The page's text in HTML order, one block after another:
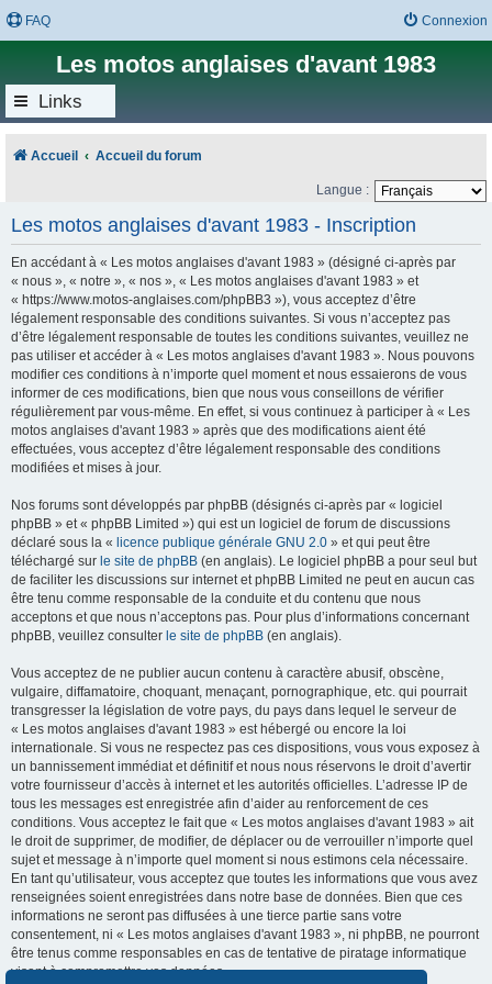
FAQ Connexion
Les motos anglaises d'avant 1983
Links
Accueil Accueil du forum
Langue :
Les motos anglaises d'avant 1983 - Inscription
En accédant à « Les motos anglaises d'avant 1983 » (désigné ci-après par
« nous », « notre », « nos », « Les motos anglaises d'avant 1983 » et
« https://www.motos-anglaises.com/phpBB3 »), vous acceptez d’être
légalement responsable des conditions suivantes. Si vous n’acceptez pas
d’être légalement responsable de toutes les conditions suivantes, veuillez ne
pas utiliser et accéder à « Les motos anglaises d'avant 1983 ». Nous pouvons
modifier ces conditions à n’importe quel moment et nous essaierons de vous
informer de ces modifications, bien que nous vous conseillons de vérifier
régulièrement par vous-même. En effet, si vous continuez à participer à « Les
motos anglaises d'avant 1983 » après que des modifications aient été
effectuées, vous acceptez d’être légalement responsable des conditions
modifiées et mises à jour.
Nos forums sont développés par phpBB (désignés ci-après par « logiciel
phpBB » et « phpBB Limited ») qui est un logiciel de forum de discussions
déclaré sous la « licence publique générale GNU 2.0 » et qui peut être
téléchargé sur le site de phpBB (en anglais). Le logiciel phpBB a pour seul but
de faciliter les discussions sur internet et phpBB Limited ne peut en aucun cas
être tenu comme responsable de la conduite et du contenu que nous
acceptons et que nous n’acceptons pas. Pour plus d’informations concernant
phpBB, veuillez consulter le site de phpBB (en anglais).
Vous acceptez de ne publier aucun contenu à caractère abusif, obscène,
vulgaire, diffamatoire, choquant, menaçant, pornographique, etc. qui pourrait
transgresser la législation de votre pays, du pays dans lequel le serveur de
« Les motos anglaises d'avant 1983 » est hébergé ou encore la loi
internationale. Si vous ne respectez pas ces dispositions, vous vous exposez à
un bannissement immédiat et définitif et nous nous réservons le droit d’avertir
votre fournisseur d’accès à internet et les autorités officielles. L’adresse IP de
tous les messages est enregistrée afin d’aider au renforcement de ces
conditions. Vous acceptez le fait que « Les motos anglaises d'avant 1983 » ait
le droit de supprimer, de modifier, de déplacer ou de verrouiller n’importe quel
sujet et message à n’importe quel moment si nous estimons cela nécessaire.
En tant qu’utilisateur, vous acceptez que toutes les informations que vous avez
renseignées soient enregistrées dans notre base de données. Bien que ces
informations ne seront pas diffusées à une tierce partie sans votre
consentement, ni « Les motos anglaises d'avant 1983 », ni phpBB, ne pourront
être tenus comme responsables en cas de tentative de piratage informatique
visant à compromettre vos données.